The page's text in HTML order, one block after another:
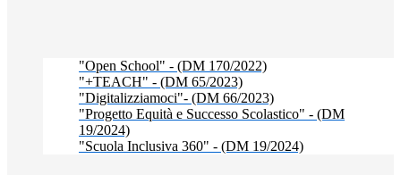
"Open School" - (DM 170/2022)
"+TEACH" - (DM 65/2023)
"Digitalizziamoci"- (DM 66/2023)
"Progetto Equità e Successo Scolastico" - (DM
19/2024)
"Scuola Inclusiva 360" - (DM 19/2024)